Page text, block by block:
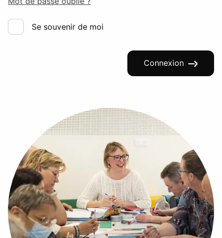
Se souvenir de moi
Connexion